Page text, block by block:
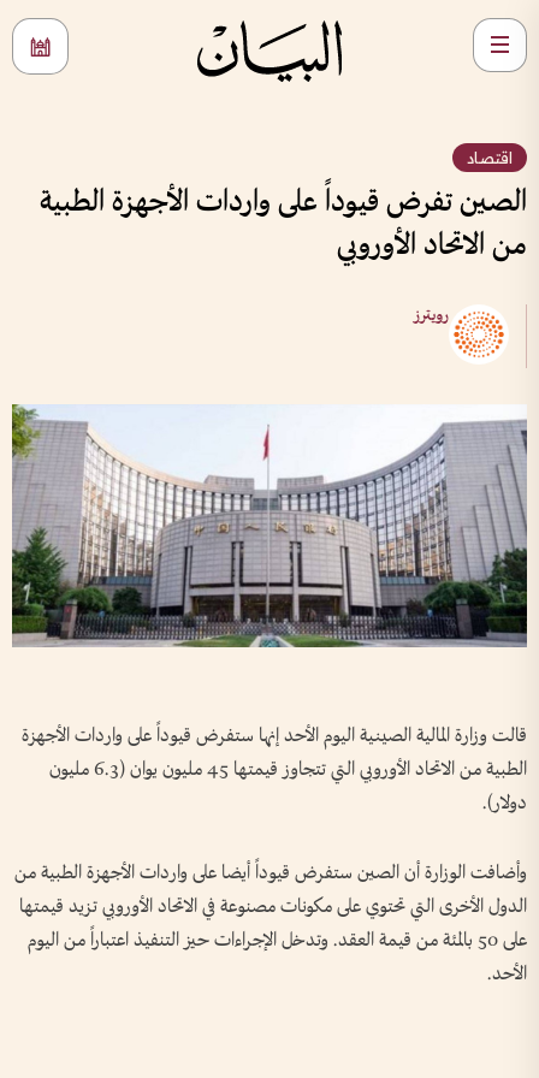
اقتصاد
الصين تفرض قيوداً على واردات الأجهزة الطبية
من الاتحاد الأوروبي
رويترز
قالت وزارة المالية الصينية اليوم الأحد إنها ستفرض قيوداً على واردات الأجهزة
الطبية من الاتحاد الأوروبي التي تتجاوز قيمتها 45 مليون يوان (6.3 مليون
دولار).
وأضافت الوزارة أن الصين ستفرض قيوداً أيضا على واردات الأجهزة الطبية من
الدول الأخرى التي تحتوي على مكونات مصنوعة في الاتحاد الأوروبي تزيد قيمتها
على 50 بالمئة من قيمة العقد. وتدخل الإجراءات حيز التنفيذ اعتباراً من اليوم
الأحد.